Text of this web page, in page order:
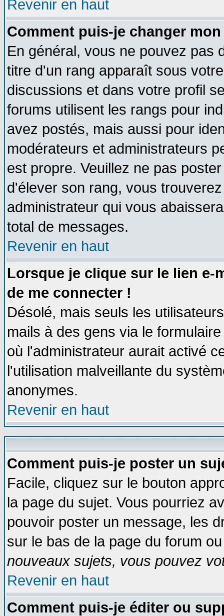
Revenir en haut
Comment puis-je changer
En général, vous ne pouvez pas
titre d'un rang apparaît sous
discussions et dans votre profil
forums utilisent les rangs pour
avez postés, mais aussi pour
modérateurs et administrateurs
est propre. Veuillez ne pas
d'élever son rang, vous
administrateur qui vous
total de messages.
Revenir en haut
Lorsque je clique sur le lien e-
de me connecter !
Désolé, mais seuls les
mails à des gens via le
où l'administrateur aurait activé
l'utilisation malveillante du
anonymes.
Revenir en haut
Comment puis-je poster un
Facile, cliquez sur le bouton
la page du sujet. Vous pourriez
pouvoir poster un message, les
sur le bas de la page du forum
nouveaux sujets, vous pouvez
Revenir en haut
Comment puis-je éditer ou